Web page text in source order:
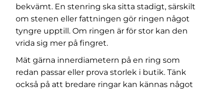
bekvämt. En stenring ska sitta stadigt, särskilt
om stenen eller fattningen gör ringen något
tyngre upptill. Om ringen är för stor kan den
vrida sig mer på fingret.
Mät gärna innerdiametern på en ring som
redan passar eller prova storlek i butik. Tänk
också på att bredare ringar kan kännas något